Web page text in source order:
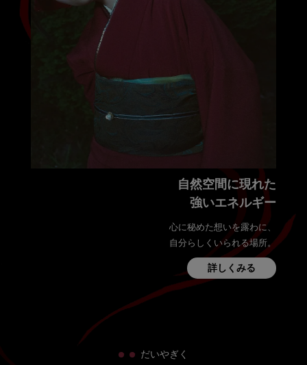
自然空間に現れた
強いエネルギー
心に秘めた想いを露わに、
自分らしくいられる場所。
詳しくみる
・ ・ だいやぎく